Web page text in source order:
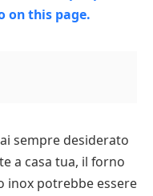
sempre desiderato
a casa tua, il forno
inox potrebbe essere